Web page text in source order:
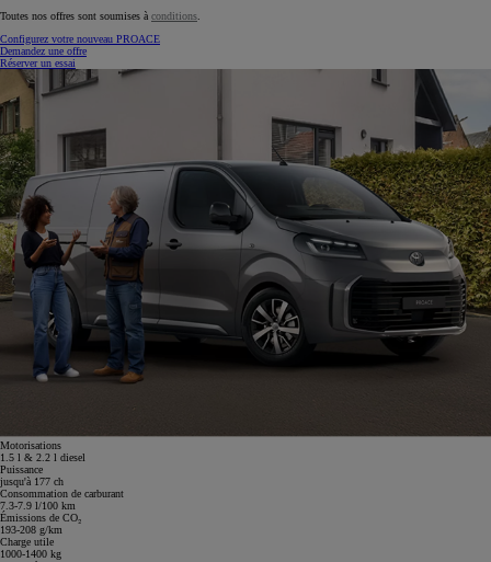
Toutes nos offres sont soumises à conditions
Configurez votre nouveau PROACE
Demandez une offre
Réserver un essai
Motorisations
1.5 l & 2.2 l diesel
Puissance
jusqu'à 177 ch
Consommation de carburant
7.3-7.9 l/100 km
Émissions de CO₂
193-208 g/km
Charge utile
1000-1400 kg